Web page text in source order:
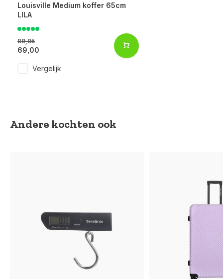
Louisville Medium koffer 65cm
LILA
89,95
69,00
Vergelijk
Andere kochten ook